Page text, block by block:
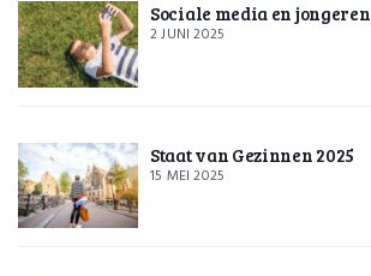
Sociale media en jongeren
2 JUNI 2025
Staat van Gezinnen 2025
15 MEI 2025